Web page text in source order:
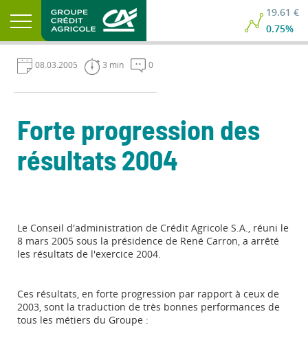
19.61 €
0.75%
08.03.2005 3 min 0
Forte progression des
résultats 2004
Le Conseil d'administration de Crédit Agricole S.A., réuni le
8 mars 2005 sous la présidence de René Carron, a arrêté
les résultats de l'exercice 2004.
Ces résultats, en forte progression par rapport à ceux de
2003, sont la traduction de très bonnes performances de
tous les métiers du Groupe :